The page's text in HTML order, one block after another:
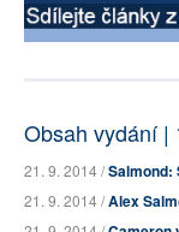
Obsah vydání |
21. 9. 2014 /Salmond:
21. 9. 2014 /Alex